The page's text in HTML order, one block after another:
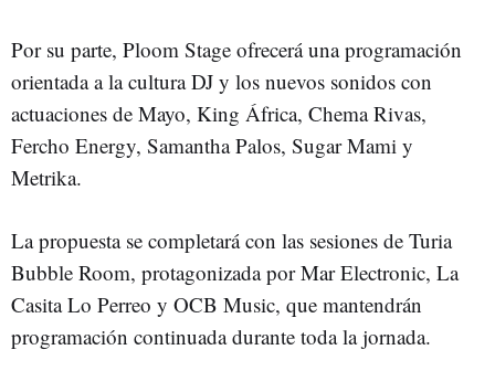
Por su parte, Ploom Stage ofrecerá una programación
orientada a la cultura DJ y los nuevos sonidos con
actuaciones de Mayo, King África, Chema Rivas,
Fercho Energy, Samantha Palos, Sugar Mami y
Metrika.
La propuesta se completará con las sesiones de Turia
Bubble Room, protagonizada por Mar Electronic, La
Casita Lo Perreo y OCB Music, que mantendrán
programación continuada durante toda la jornada.